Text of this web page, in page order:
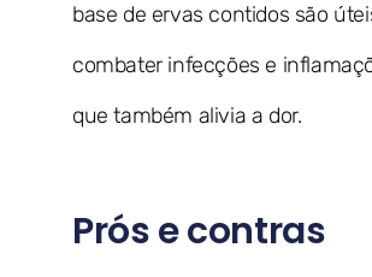
base de ervas contidos são
combater infecções e
que também alivia a dor.
Prós e contras